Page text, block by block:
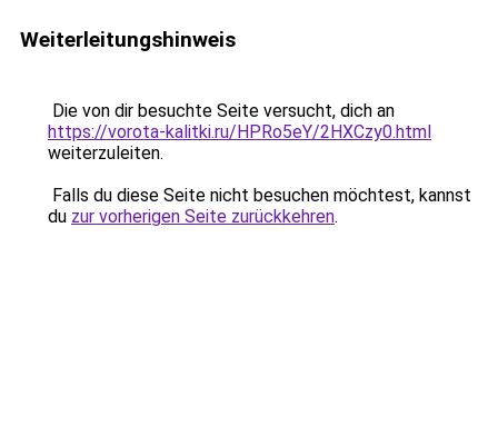
Weiterleitungshinweis
Die von dir besuchte Seite versucht, dich an
https://vorota-kalitki.ru/HPRo5eY/2HXCzy0.html
weiterzuleiten.
Falls du diese Seite nicht besuchen möchtest, kannst
du zur vorherigen Seite zurückkehren.